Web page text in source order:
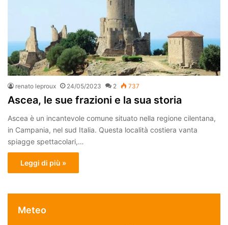
renato leproux 24/05/2023 2 737
Ascea, le sue frazioni e la sua storia
Ascea è un incantevole comune situato nella regione cilentana,
in Campania, nel sud Italia. Questa località costiera vanta
spiagge spettacolari,…
Leggi di più »
Meteo